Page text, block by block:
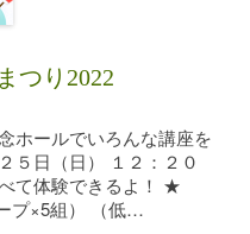
つり2022
ホールでいろんな講座を
５日（日） １２：２０
て体験できるよ！ ★
プ×5組） （低…